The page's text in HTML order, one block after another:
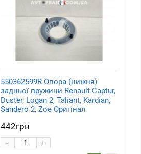
550362599R Опора (нижня)
задньої пружини Renault Captur,
Duster, Logan 2, Taliant, Kardian,
Sandero 2, Zoe Оригінал
442грн
+
-